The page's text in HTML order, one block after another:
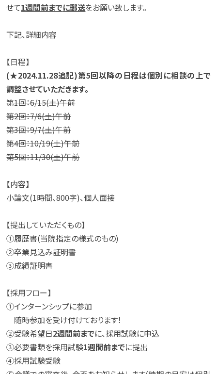
せて1週間前までに郵送をお願い致します。
下記、詳細内容
【日程】
(★2024.11.28追記)第5回以降の日程は個別に相談の上で
調整させていただきます。
第1回：6/15(土)午前
第2回：7/6(土)午前
第3回：9/7(土)午前
第4回：10/19(土)午前
第5回：11/30(土)午前
【内容】
小論文(1時間、800字)、個人面接
【提出していただくもの】
①履歴書(当院指定の様式のもの)
➁卒業見込み証明書
③成績証明書
【採用フロー】
①インターンシップに参加
随時参加を受け付けております！
②受験希望日2週間前までに、採用試験に申込
③必要書類を採用試験1週間前までに提出
④採用試験受験